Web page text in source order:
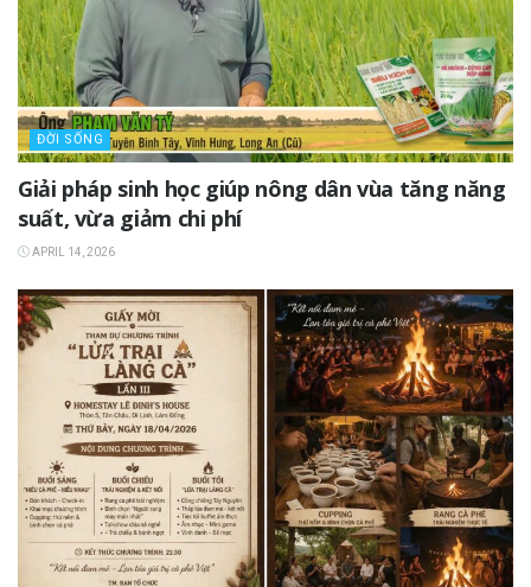
ĐỜI SỐNG
Giải pháp sinh học giúp nông dân vùa tăng năng
suất, vừa giảm chi phí
APRIL 14, 2026